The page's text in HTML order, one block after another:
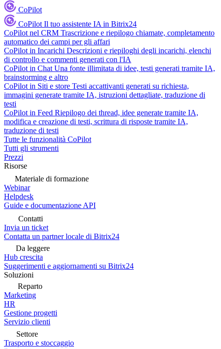
CoPilot
CoPilot Il tuo assistente IA in Bitrix24
CoPilot nel CRM Trascrizione e riepilogo chiamate, completamento
automatico dei campi per gli affari
CoPilot in Incarichi Descrizioni e riepiloghi degli incarichi, elenchi
di controllo e commenti generati con l'IA
CoPilot in Chat Una fonte illimitata di idee, testi generati tramite IA,
brainstorming e altro
CoPilot in Siti e store Testi accattivanti generati su richiesta,
immagini generate tramite IA, istruzioni dettagliate, traduzione di
testi
CoPilot in Feed Riepilogo dei thread, idee generate tramite IA,
modifica e creazione di testi, scrittura di risposte tramite IA,
traduzione di testi
Tutte le funzionalità CoPilot
Tutti gli strumenti
Prezzi
Risorse
Materiale di formazione
Webinar
Helpdesk
Guide e documentazione API
Contatti
Invia un ticket
Contatta un partner locale di Bitrix24
Da leggere
Hub crescita
Suggerimenti e aggiornamenti su Bitrix24
Soluzioni
Reparto
Marketing
HR
Gestione progetti
Servizio clienti
Settore
Trasporto e stoccaggio